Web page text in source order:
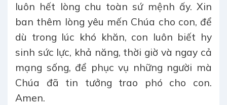
luôn hết lòng chu toàn sứ mệnh ấy. Xin
ban thêm lòng yêu mến Chúa cho con, để
dù trong lúc khó khăn, con luôn biết hy
sinh sức lực, khả năng, thời giờ và ngay cả
mạng sống, để phục vụ những người mà
Chúa đã tin tưởng trao phó cho con.
Amen.